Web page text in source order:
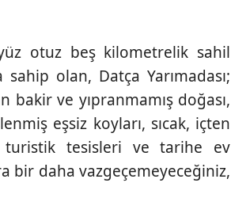
otuz beş kilometrelik sahil
olan, Datça Yarımadası;
ve yıpranmamış doğası,
eşsiz koyları, sıcak, içten
turistik tesisleri ve tarihe ev
bir daha vazgeçemeyeceğiniz,